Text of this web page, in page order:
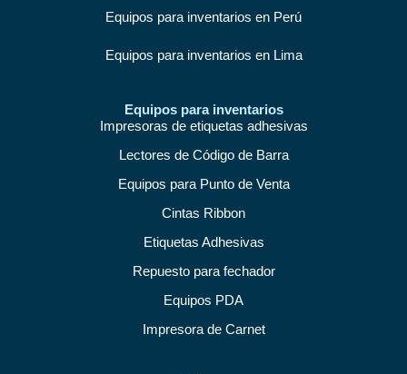
Equipos para inventarios en Perú
Equipos para inventarios en Lima
Equipos para inventarios
Impresoras de etiquetas adhesivas
Lectores de Código de Barra
Equipos para Punto de Venta
Cintas Ribbon
Etiquetas Adhesivas
Repuesto para fechador
Equipos PDA
Impresora de Carnet